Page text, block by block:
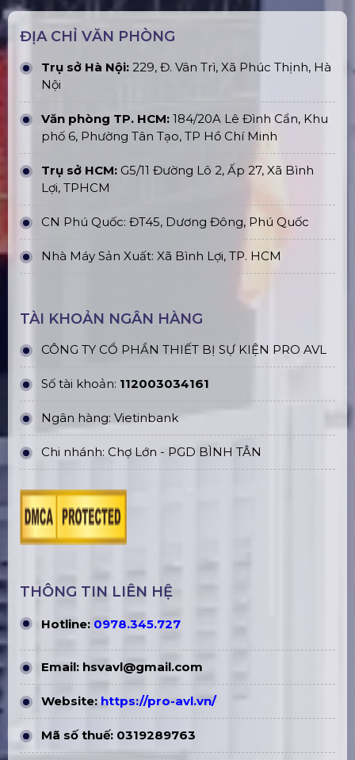
ĐỊA CHỈ VĂN PHÒNG
Trụ sở Hà Nội: 229, Đ. Vân Trì, Xã Phúc Thịnh, Hà
Nội
Văn phòng TP. HCM: 184/20A Lê Đình Cẩn, Khu
phố 6, Phường Tân Tạo, TP Hồ Chí Minh
Trụ sở HCM: G5/11 Đường Lô 2, Ấp 27, Xã Bình
Lợi, TPHCM
CN Phú Quốc: ĐT45, Dương Đông, Phú Quốc
Nhà Máy Sản Xuất: Xã Bình Lợi, TP. HCM
TÀI KHOẢN NGÂN HÀNG
CÔNG TY CỔ PHẦN THIẾT BỊ SỰ KIỆN PRO AVL
Số tài khoản: 112003034161
Ngân hàng: Vietinbank
Chi nhánh: Chợ Lớn - PGD BÌNH TÂN
THÔNG TIN LIÊN HỆ
Hotline: 0978.345.727
Email: hsvavl@gmail.com
Website: https://pro-avl.vn/
Mã số thuế: 0319289763